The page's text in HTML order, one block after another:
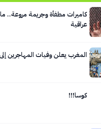
كاميرات مطفأة وجريمة مروعة..
عراقية
المغرب يعلن وفيات المهاجرين
كوسا!!!